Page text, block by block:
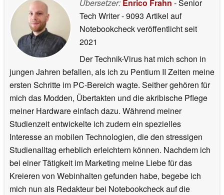
Übersetzer: Enrico Frahn - Senior
Tech Writer- 9093 Artikel auf
Notebookcheck veröffentlichtseit
2021
Der Technik-Virus hat mich schon in
jungen Jahren befallen, als ich zu Pentium II Zeiten meine
ersten Schritte im PC-Bereich wagte. Seither gehören für
mich das Modden, Übertakten und die akribische Pflege
meiner Hardware einfach dazu. Während meiner
Studienzeit entwickelte ich zudem ein spezielles
Interesse an mobilen Technologien, die den stressigen
Studienalltag erheblich erleichtern können. Nachdem ich
bei einer Tätigkeit im Marketing meine Liebe für das
Kreieren von Webinhalten gefunden habe, begebe ich
mich nun als Redakteur bei Notebookcheck auf die